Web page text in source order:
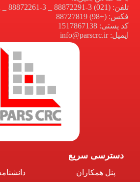
تلفن: (021) 3-88872291 _ 3-88872261 _ 88880192
فکس: (+98) 88727819
کد پستی: 1517867138
ایمیل: info@parscrc.ir
دسترسی سریع
پنل همکاران